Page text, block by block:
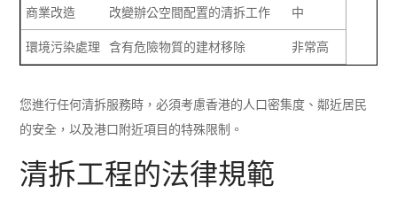
商業改造
改變辦公空間配置的清拆工作
中
環境污染處理 含有危險物質的建材移除 非常高
您進行任何清拆服務時，必須考慮香港的人口密集度、鄰近居民
的安全，以及港口附近項目的特殊限制。
清拆工程的法律規範